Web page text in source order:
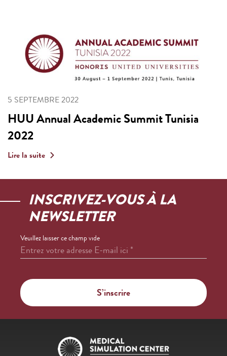
5 SEPTEMBRE 2022
HUU Annual Academic Summit Tunisia
2022
Lire la suite
INSCRIVEZ-VOUS À LA
NEWSLETTER
Veuillez laisser ce champ vide
Entrez votre adresse E-mail ici*